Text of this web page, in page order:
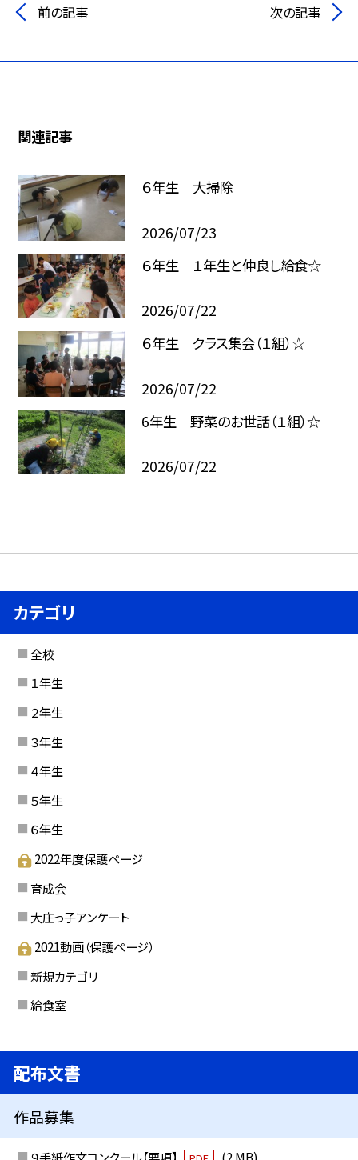
前の記事 次の記事
関連記事
６年生 大掃除
2026/07/23
６年生 １年生と仲良し給食☆
2026/07/22
６年生 クラス集会（１組）☆
2026/07/22
6年生 野菜のお世話（１組）☆
2026/07/22
カテゴリ
全校
１年生
２年生
３年生
４年生
５年生
６年生
2022年度保護ページ
育成会
大庄っ子アンケート
2021動画（保護ページ）
新規カテゴリ
給食室
配布文書
作品募集